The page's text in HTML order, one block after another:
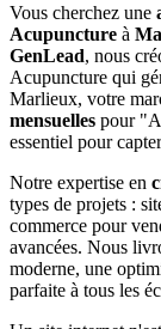
Vous cherchez une
Acupuncture à
GenLead, nous
Acupuncture qui
Marlieux, votre
mensuelles pour "
essentiel pour
Notre expertise en
types de projets :
commerce pour
avancées. Nous
moderne, une
parfaite à tous les